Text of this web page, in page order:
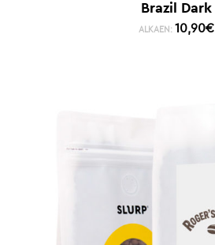
Brazil Dark
ALKAEN: 10,90€